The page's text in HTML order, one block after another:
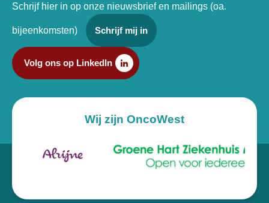
Schrijf hier in op onze nieuwsbrief en mailings (oa.
bijeenkomsten) Schrijf mij in
Volg ons op LinkedIn
Wij zijn OncoWest